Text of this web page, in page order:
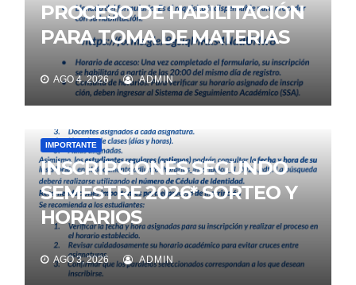
PROCESO DE HABILITACIÓN
PARA TOMA DE MATERIAS
AGO 4, 2026 ADMIN
IMPORTANTE
INSCRIPCIONES SEGUNDO
SEMESTRE 2026* SORTEO Y
HORARIOS
AGO 3, 2026 ADMIN